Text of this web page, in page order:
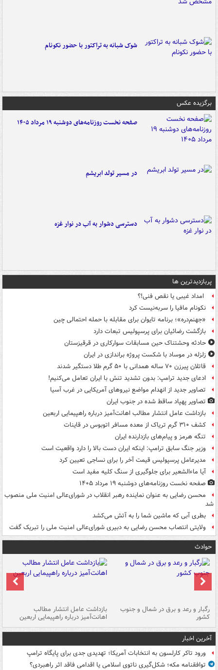
شوک شبانه به تراکتور با حضور نکونام
برگزیده عکس
صفحه نخست روزنامه‌های دوشنبه ۱۹ مرداد ۱۴۰۵
در مسیر تولد ابریشم
دسترسی دشوار به آب در نوار غزه
پربازدیدترین ها
امداد غیبی یا نقص فنی!؟
نکونام مافیا را سربه‌نیست کرد
«جهنم‌دره»؛ برنامه تایوان برای مقابله با حمله احتمالی چین
بازگشت رضائیان برای پرسپولیس تبعات دارد
حادثه وحشتناک حین مسابقات سوارکاری در قرقیزستان
زلزله در موساد با شکست پروژه براندازی در ایران
قاتلان پیرزن ۷۰ ساله همدانی با ۵۰ گرم طلا دستگیر شدند
ادعای جدید ترامپ: بدون تشدید تنش با ایران تعامل می‌کنیم!
تصاویر جدید از انهدام مواضع نیروهای آمریکایی در غرب آسیا
تصاویر پهپاد ساقط شده در جنوب ایران
بازداشت عامل انتشار مطالب اهانت‌آمیز درباره راهپیمایی اربعین
کشف ۳۱۰ گرم تریاک از معده مسافر اتوبوس در قاینات
تنگه هرمز و پیام‌های بازدارنده ایران
وزیر جنگ سابق ترامپ: اینکه ایران دست بالا را دارد واقعیت است
مدیرعامل پرسپولیس قیمت آخر را برای نساجی تعیین کرد
آیا ماءالشعیر برای جلوگیری از سنگ کلیه مفید است
صفحه نخست روزنامه‌های دوشنبه ۱۹ مرداد ۱۴۰۵
محسن رضایی به عنوان نماینده رهبر انقلاب در شورای‌عالی امنیت ملی منصوب
شد
بطری آبی که ماشین شما را به آتش می‌کشد
ولایتی انتصاب محسن رضایی به دبیری شورای‌عالی امنیت ملی را تبریک گفت
حوادث
رگبار و رعد و برق در شمال و جنوب
کشور
بازداشت عامل انتشار مطالب
اهانت‌آمیز درباره راهپیمایی اربعین
آخرین اخبار
ورود تاکر کارلسون به انتخابات آمریکا؛ تهدیدی جدی برای پایگاه ترامپ
توافقنامه مکه؛ شکل‌گیری ناتوی اسلامی یا اقدامی فاقد اثر راهبردی؟